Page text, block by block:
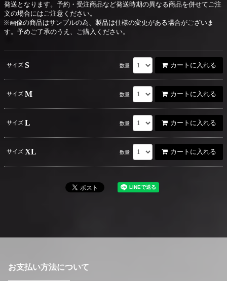
発送となります。予約・受注商品など発送時期の異なる商品を併せてご注
文の場合にはご注意ください。
※画像の商品はサンプルの為、製品は仕様の変更がある場合がございま
す。予めご了承のうえ、ご購入ください。
サイズ S 数量 カートに入れる
サイズ M 数量 カートに入れる
サイズ L 数量 カートに入れる
サイズ XL 数量 カートに入れる
お支払い方法について